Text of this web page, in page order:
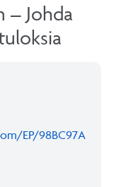
– Johda
EP/98BC97A